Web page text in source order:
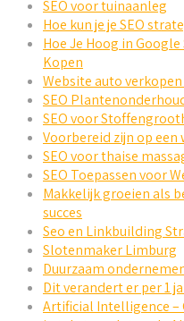
SEO voor tuinaanleg
Hoe kun je je SEO
Hoe Je Hoog in
Kopen
Website auto
SEO
SEO voor
Voorbereid zijn op
SEO voor thaise
SEO Toepassen voor
Makkelijk groeien als
succes
Seo en Linkbuilding
Slotenmaker Limburg
Duurzaam
Dit verandert er per 1
Artificial Intelligence –